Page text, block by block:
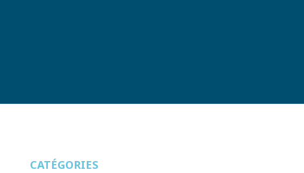
CATÉGORIES